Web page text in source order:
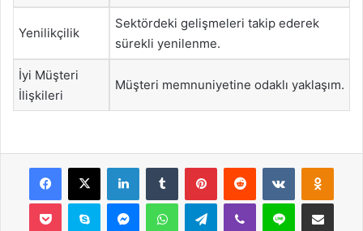
Yenilikçilik
Sektördeki gelişmeleri takip ederek
sürekli yenilenme.
İyi Müşteri
İlişkileri
Müşteri memnuniyetine odaklı yaklaşım.
Facebook
X LinkedInTumblr PinterestReddit VKontakte
Pocket Skype MessengerWhatsAppTelegramViber Line E-Posta ile